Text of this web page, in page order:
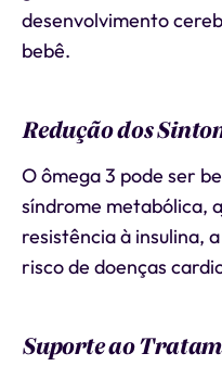
desenvolvimento
bebê.
Redução dos
O ômega 3 pode ser
síndrome metabólica,
resistência à insulina,
risco de doenças
Suporte ao